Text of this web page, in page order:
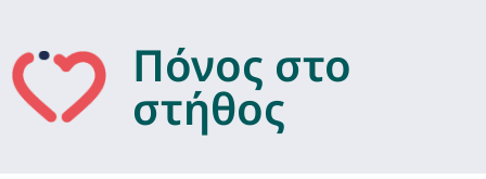
Πόνος στο
στήθος